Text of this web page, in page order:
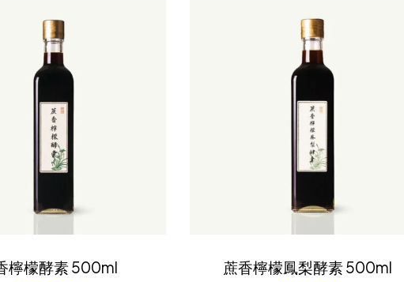
檸檬酵素 500ml 蔗香檸檬鳳梨酵素 500ml